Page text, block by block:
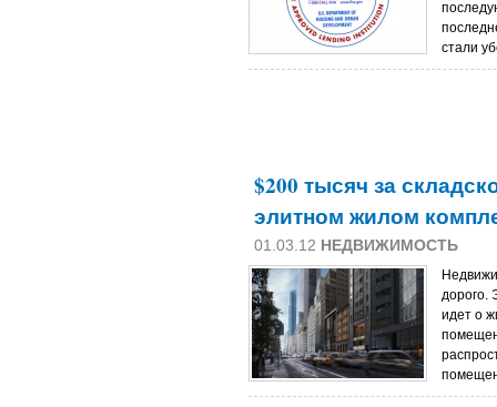
стали
$200 тысяч за
элитном жилом
01.03.12 НЕДВИЖИМОСТЬ
дорого.
идет о